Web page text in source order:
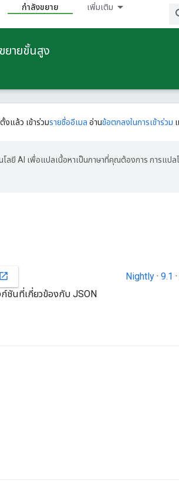
กําลังขยาย เพิ่มเติม
ยายขั้นสูง
งแล้ว เข้าร่วมรายชื่ออีเมล อ่านข้อตกลงในการเข้าร่วม
โลยี AI เพื่อแปลเนื้อหาเป็นภาษาที่คุณต้องการ การแปล
open_in_new Nightly · 9.1 ·
ชันที่เกี่ยวข้องกับ JSON